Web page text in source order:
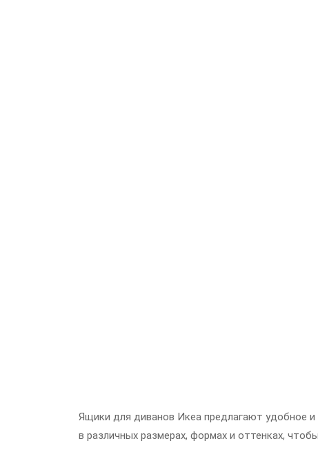
Ящики для диванов Икеа предлагают удобное
в различных размерах, формах и оттенках,